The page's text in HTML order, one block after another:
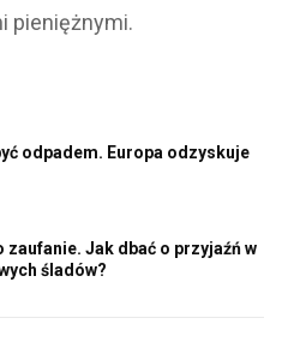
pieniężnymi.
odpadem. Europa odzyskuje
Jak dbać o przyjaźń w
śladów?